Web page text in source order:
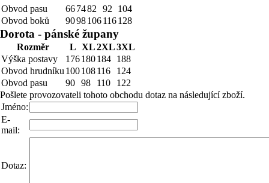
Obvod pasu
667482 92
104
Obvod boků
9098106116128
Dorota - pánské župany
Rozměr L XL2XL3XL
Výška postavy
176180184 188
Obvod hrudníku 100108116
124
Obvod pasu
90 98 110
122
Pošlete provozovateli tohoto obchodu dotaz na následující zboží.
Jméno:
E-
mail:
Dotaz: